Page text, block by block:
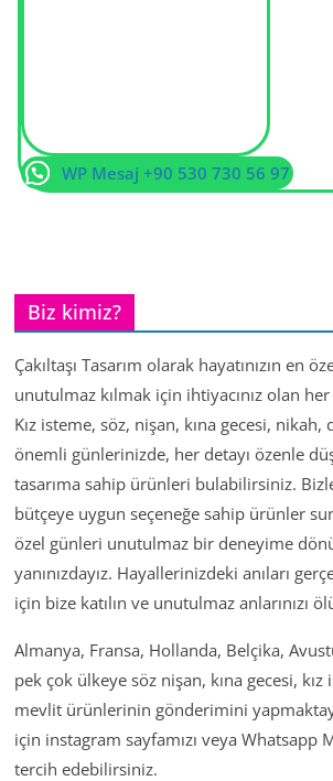
WP Mesaj +90 530 730 56 97
Biz kimiz?
Çakıltaşı Tasarım olarak hayatınızın en
unutulmaz kılmak için ihtiyacınız olan
Kız isteme, söz, nişan, kına gecesi,
önemli günlerinizde, her detayı özenle
tasarıma sahip ürünleri bulabilirsiniz.
bütçeye uygun seçeneğe sahip ürünler
özel günleri unutulmaz bir deneyime
yanınızdayız. Hayallerinizdeki anıları
için bize katılın ve unutulmaz anlarınızı
Almanya, Fransa, Hollanda, Belçika,
pek çok ülkeye söz nişan, kına gecesi,
mevlit ürünlerinin gönderimini
için instagram sayfamızı veya Whatsapp
tercih edebilirsiniz.